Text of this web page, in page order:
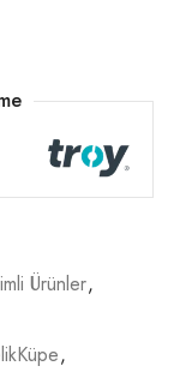
Ürünler,
,